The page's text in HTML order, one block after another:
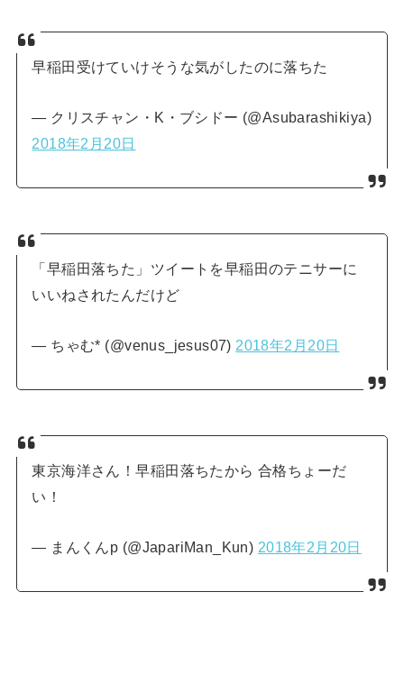
早稲田受けていけそうな気がしたのに落ちた
— クリスチャン・K・ブシドー (@Asubarashikiya)
2018年2月20日
「早稲田落ちた」ツイートを早稲田のテニサーに
いいねされたんだけど
— ちゃむ* (@venus_jesus07) 2018年2月20日
東京海洋さん！早稲田落ちたから 合格ちょーだ
い！
— まんくんp (@JapariMan_Kun) 2018年2月20日